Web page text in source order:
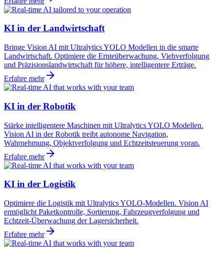
KI in der Landwirtschaft
Bringe Vision AI mit Ultralytics YOLO Modellen in die smarte
Landwirtschaft. Optimiere die Ernteüberwachung, Viehverfolgung
und Präzisionslandwirtschaft für höhere, intelligentere Erträge.
Erfahre mehr
KI in der Robotik
Stärke intelligentere Maschinen mit Ultralytics YOLO Modellen.
Vision AI in der Robotik treibt autonome Navigation,
Wahrnehmung, Objektverfolgung und Echtzeitsteuerung voran.
Erfahre mehr
KI in der Logistik
Optimiere die Logistik mit Ultralytics YOLO-Modellen. Vision AI
ermöglicht Paketkontrolle, Sortierung, Fahrzeugverfolgung und
Echtzeit-Überwachung der Lagersicherheit.
Erfahre mehr